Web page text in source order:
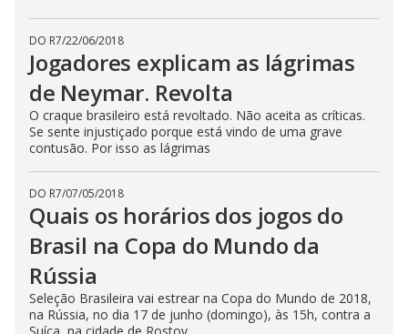
DO R7/22/06/2018
Jogadores explicam as lágrimas
de Neymar. Revolta
O craque brasileiro está revoltado. Não aceita as críticas.
Se sente injustiçado porque está vindo de uma grave
contusão. Por isso as lágrimas
DO R7/07/05/2018
Quais os horários dos jogos do
Brasil na Copa do Mundo da
Rússia
Seleção Brasileira vai estrear na Copa do Mundo de 2018,
na Rússia, no dia 17 de junho (domingo), às 15h, contra a